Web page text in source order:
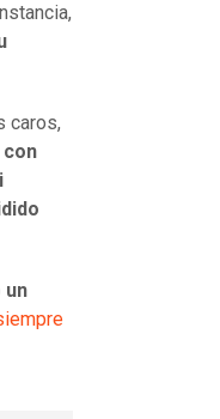
caros,
con
un